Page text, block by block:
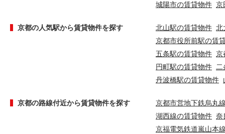
城陽市の賃貸物件 京
京都の人気駅から賃貸物件を探す 北山駅の賃貸物件 北
京都市役所前駅の賃
五条駅の賃貸物件 京
円町駅の賃貸物件
丹波橋駅の賃貸物件
京都の路線付近から賃貸物件を探す
京都市営地下鉄烏丸
湖西線の賃貸物件 奈
京福電気鉄道嵐山本